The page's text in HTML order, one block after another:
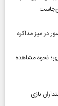
در میز مذاکره
کشوری؛ نحوه مشاهده